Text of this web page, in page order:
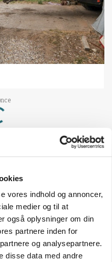
vores indhold og annoncer,
medier og til at
også oplysninger om din
partnere inden for
og analysepartnere.
disse data med andre